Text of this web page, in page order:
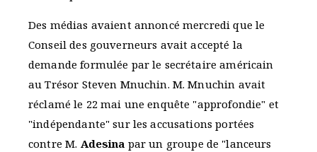
Des médias avaient annoncé mercredi que le
Conseil des gouverneurs avait accepté la
demande formulée par le secrétaire américain
au Trésor Steven Mnuchin. M. Mnuchin avait
réclamé le 22 mai une enquête "approfondie" et
"indépendante" sur les accusations portées
contre M. Adesina par un groupe de "lanceurs